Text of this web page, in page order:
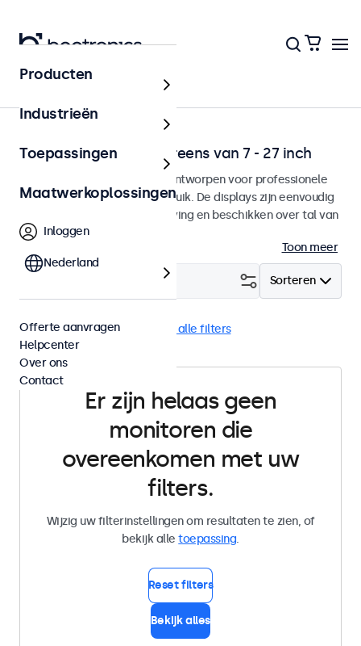
Toepassingen
Monitoren en touchscreens van 7 - 27 inch
Monitoren en touchscreens ontworpen voor professionele
toepassingen en continu gebruik. De displays zijn eenvoudig
te integreren in iedere omgeving en beschikken over tal van
configuratie mogelijkheden.
Toon meer
Sorteren
VESA 75 x 75 22 inch Wis alle filters
Er zijn helaas geen
monitoren die
overeenkomen met uw
filters.
Wijzig uw filterinstellingen om resultaten te zien, of
bekijk alletoepassing.
Reset filters
Bekijk alles
Producten
Industrieën
Toepassingen
Maatwerkoplossingen
Inloggen
Nederland
Offerte aanvragen
Helpcenter
Over ons
Contact